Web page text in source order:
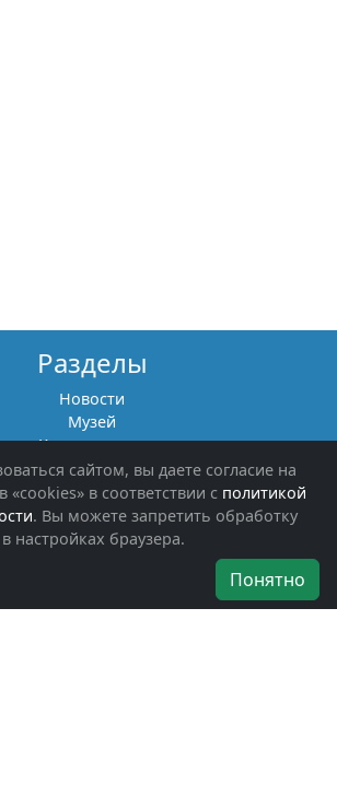
Разделы
Новости
Музей
Книги памяти
Фотоальбомы
Обращения граждан
участникам СВО и их семьям
организации
Наши награды
сайтом, вы даете согласие на
«cookies» в соответствии с политикой
. Вы можете запретить обработку
настройках браузера.
Понятно